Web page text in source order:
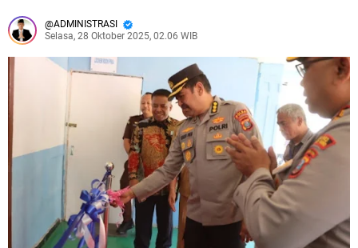
ADMINISTRASI
Selasa, 28 Oktober 2025, 02.06 WIB